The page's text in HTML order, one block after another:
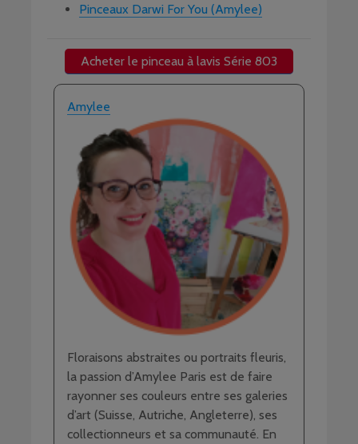
Pinceaux Darwi For You (Amylee)
Acheter le pinceau à lavis Série 803
Amylee
Floraisons abstraites ou portraits fleuris,
la passion d’Amylee Paris est de faire
rayonner ses couleurs entre ses galeries
d’art (Suisse, Autriche, Angleterre), ses
collectionneurs et sa communauté. En